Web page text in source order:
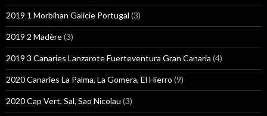
2019 1 Morbihan Galicie Portugal (3)
2019 2 Madère(3)
2019 3 Canaries Lanzarote Fuerteventura Gran Canaria (4)
2020 Canaries La Palma, La Gomera, El Hierro (9)
2020 Cap Vert, Sal, Sao Nicolau (3)